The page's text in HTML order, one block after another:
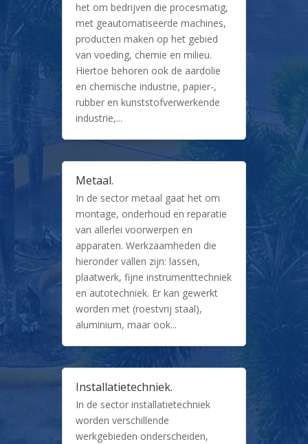
het om bedrijven die procesmatig,
met geautomatiseerde machines,
producten maken op het gebied
van voeding, chemie en milieu.
Hiertoe behoren ook de aardolie
en chemische industrie, papier-,
rubber en kunststofverwerkende
industrie,...
Metaal.
In de sector metaal gaat het om
montage, onderhoud en reparatie
van allerlei voorwerpen en
apparaten. Werkzaamheden die
hieronder vallen zijn: lassen,
plaatwerk, fijne instrumenttechniek
en autotechniek. Er kan gewerkt
worden met (roestvrij staal),
aluminium, maar ook...
Installatietechniek.
In de sector installatietechniek
worden verschillende
werkgebieden onderscheiden,